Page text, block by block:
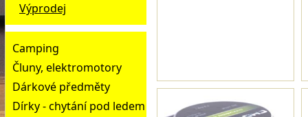
Výprodej
Camping
Čluny, elektromotory
Dárkové předměty
Dírky - chytání pod ledem